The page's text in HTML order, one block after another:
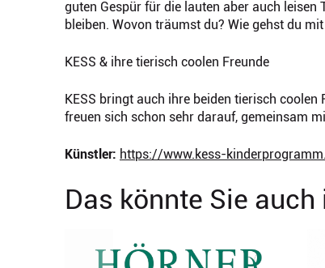
guten Gespür für die lauten aber auch
bleiben. Wovon träumst du? Wie gehst du
KESS & ihre tierisch coolen Freunde
KESS bringt auch ihre beiden tierisch
freuen sich schon sehr darauf, gemeinsam
Künstler: https://www.kess-
Das könnte Sie